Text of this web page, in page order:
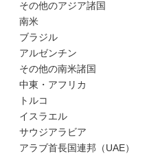
その他のアジア諸国
南米
ブラジル
アルゼンチン
その他の南米諸国
中東・アフリカ
トルコ
イスラエル
サウジアラビア
アラブ首長国連邦（UAE）